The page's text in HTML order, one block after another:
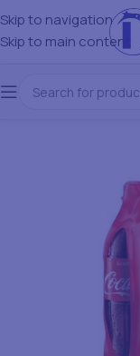
Skip to navigation
Skip to main content